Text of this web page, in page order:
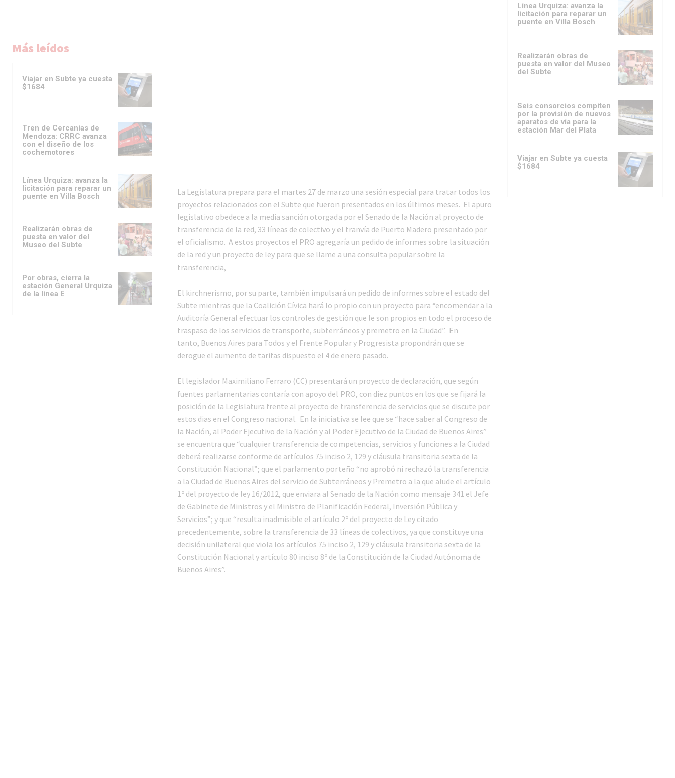
Más leídos
Viajar en Subte ya cuesta
$1684
Tren de Cercanías de
Mendoza: CRRC avanza
con el diseño de los
cochemotores
Línea Urquiza: avanza la
licitación para reparar un
puente en Villa Bosch
Realizarán obras de
puesta en valor del
Museo del Subte
Por obras, cierra la
estación General Urquiza
de la línea E
La Legislatura prepara para el martes 27 de marzo una sesión especial para tratar todos los
proyectos relacionados con el Subte que fueron presentados en los últimos meses. El apuro
legislativo obedece a la media sanción otorgada por el Senado de la Nación al proyecto de
transferencia de la red, 33 líneas de colectivo y el tranvía de Puerto Madero presentado por
el oficialismo. A estos proyectos el PRO agregaría un pedido de informes sobre la situación
de la red y un proyecto de ley para que se llame a una consulta popular sobre la
transferencia,
El kirchnerismo, por su parte, también impulsará un pedido de informes sobre el estado del
Subte mientras que la Coalición Cívica hará lo propio con un proyecto para “encomendar a la
Auditoría General efectuar los controles de gestión que le son propios en todo el proceso de
traspaso de los servicios de transporte, subterráneos y premetro en la Ciudad”. En
tanto, Buenos Aires para Todos y el Frente Popular y Progresista propondrán que se
derogue el aumento de tarifas dispuesto el 4 de enero pasado.
El legislador Maximiliano Ferraro (CC) presentará un proyecto de declaración, que según
fuentes parlamentarias contaría con apoyo del PRO, con diez puntos en los que se fijará la
posición de la Legislatura frente al proyecto de transferencia de servicios que se discute por
estos dias en el Congreso nacional. En la iniciativa se lee que se “hace saber al Congreso de
la Nación, al Poder Ejecutivo de la Nación y al Poder Ejecutivo de la Ciudad de Buenos Aires”
se encuentra que “cualquier transferencia de competencias, servicios y funciones a la Ciudad
deberá realizarse conforme de artículos 75 inciso 2, 129 y cláusula transitoria sexta de la
Constitución Nacional”; que el parlamento porteño “no aprobó ni rechazó la transferencia
a la Ciudad de Buenos Aires del servicio de Subterráneos y Premetro a la que alude el artículo
1º del proyecto de ley 16/2012, que enviara al Senado de la Nación como mensaje 341 el Jefe
de Gabinete de Ministros y el Ministro de Planificación Federal, Inversión Pública y
Servicios”; y que “resulta inadmisible el artículo 2º del proyecto de Ley citado
precedentemente, sobre la transferencia de 33 líneas de colectivos, ya que constituye una
decisión unilateral que viola los artículos 75 inciso 2, 129 y cláusula transitoria sexta de la
Constitución Nacional y artículo 80 inciso 8º de la Constitución de la Ciudad Autónoma de
Buenos Aires”.
Línea Urquiza: avanza la
licitación para reparar un
puente en Villa Bosch
Realizarán obras de
puesta en valor del Museo
del Subte
Seis consorcios compiten
por la provisión de nuevos
aparatos de vía para la
estación Mar del Plata
Viajar en Subte ya cuesta
$1684